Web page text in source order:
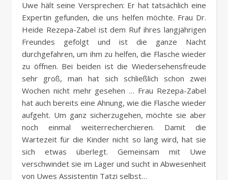
Uwe hält seine Versprechen: Er hat tatsächlich eine
Expertin gefunden, die uns helfen möchte. Frau Dr.
Heide Rezepa-Zabel ist dem Ruf ihres langjährigen
Freundes gefolgt und ist die ganze Nacht
durchgefahren, um ihm zu helfen, die Flasche wieder
zu öffnen. Bei beiden ist die Wiedersehensfreude
sehr groß, man hat sich schließlich schon zwei
Wochen nicht mehr gesehen … Frau Rezepa-Zabel
hat auch bereits eine Ahnung, wie die Flasche wieder
aufgeht. Um ganz sicherzugehen, möchte sie aber
noch einmal weiterrecherchieren. Damit die
Wartezeit für die Kinder nicht so lang wird, hat sie
sich etwas überlegt. Gemeinsam mit Uwe
verschwindet sie im Lager und sucht in Abwesenheit
von Uwes Assistentin Tatzi selbst…